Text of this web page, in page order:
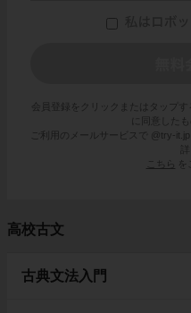
会員登録をクリックまたはタップす
に同意した
ご利用のメールサービスで @try-
こちら
高校古文
古典文法入門